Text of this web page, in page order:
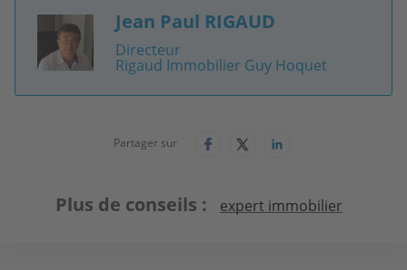
Image Jean Paul RIGAUD
Directeur
Rigaud Immobilier Guy Hoquet
Partager sur
Plus de conseils expert immobilier